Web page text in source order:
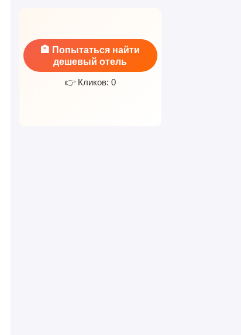
🏨 Попытаться найти
дешевый отель
👉 Кликов: 0